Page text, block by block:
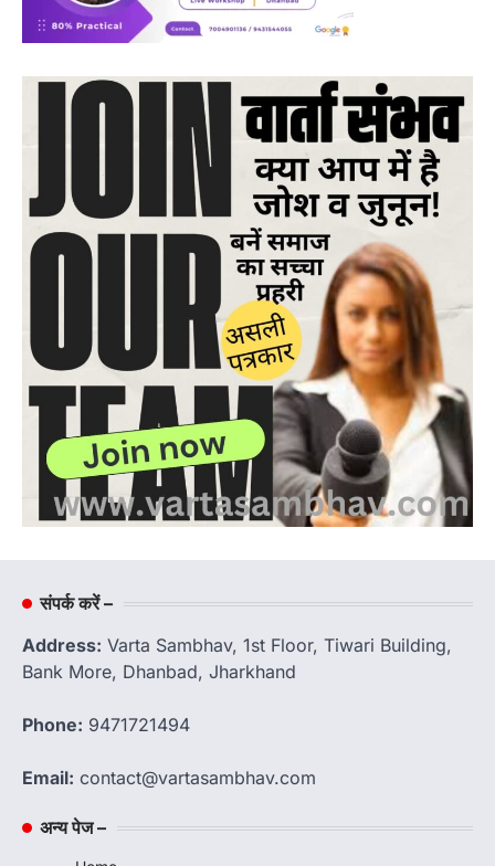
संपर्क करें –
Address: Varta Sambhav, 1st Floor, Tiwari Building,
Bank More, Dhanbad, Jharkhand
Phone: 9471721494
Email: contact@vartasambhav.com
अन्य पेज –